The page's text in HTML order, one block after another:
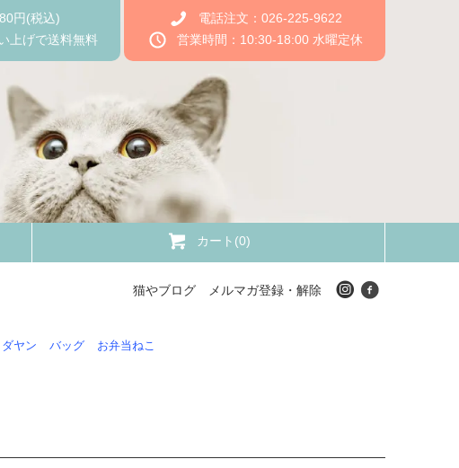
円(税込)
上げで送料無料
電話注文：026-225-9622
営業時間：10:30-18:00 水曜定休
カート(0)
猫やブログ メルマガ登録・解除
ダヤン バッグ お弁当ねこ